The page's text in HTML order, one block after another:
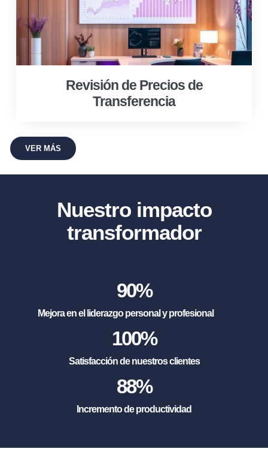
Revisión de Precios de
Transferencia
VER MÁS
Nuestro impacto
transformador
90%
Mejora en el liderazgo personal y profesional
100%
Satisfacción de nuestros clientes
88%
Incremento de productividad